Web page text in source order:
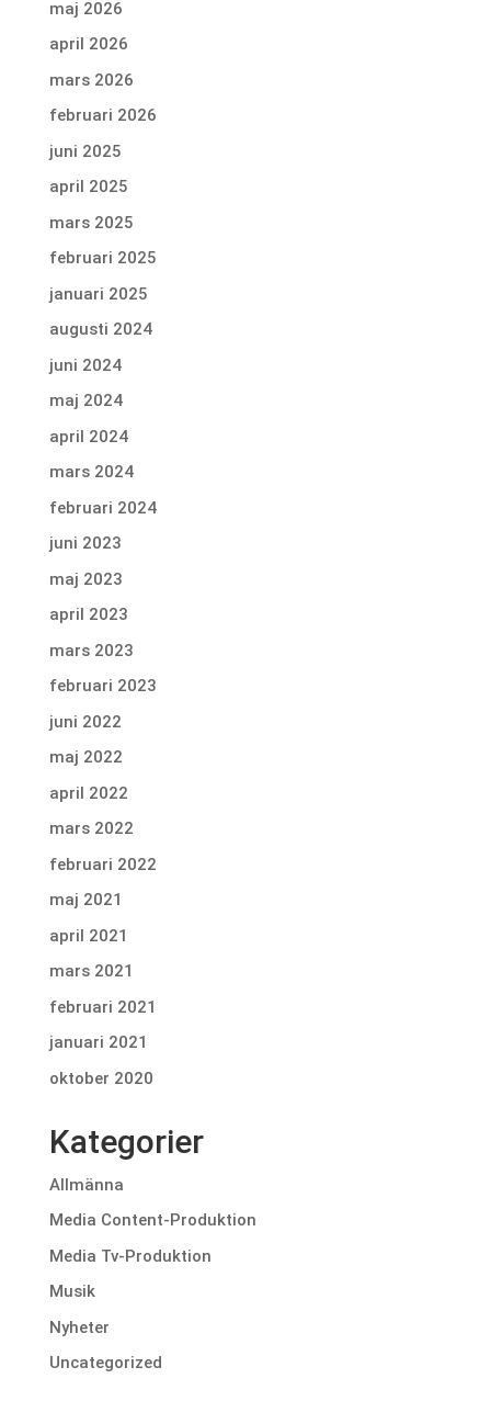
maj 2026
april 2026
mars 2026
februari 2026
juni 2025
april 2025
mars 2025
februari 2025
januari 2025
augusti 2024
juni 2024
maj 2024
april 2024
mars 2024
februari 2024
juni 2023
maj 2023
april 2023
mars 2023
februari 2023
juni 2022
maj 2022
april 2022
mars 2022
februari 2022
maj 2021
april 2021
mars 2021
februari 2021
januari 2021
oktober 2020
Kategorier
Allmänna
Media Content-Produktion
Media Tv-Produktion
Musik
Nyheter
Uncategorized